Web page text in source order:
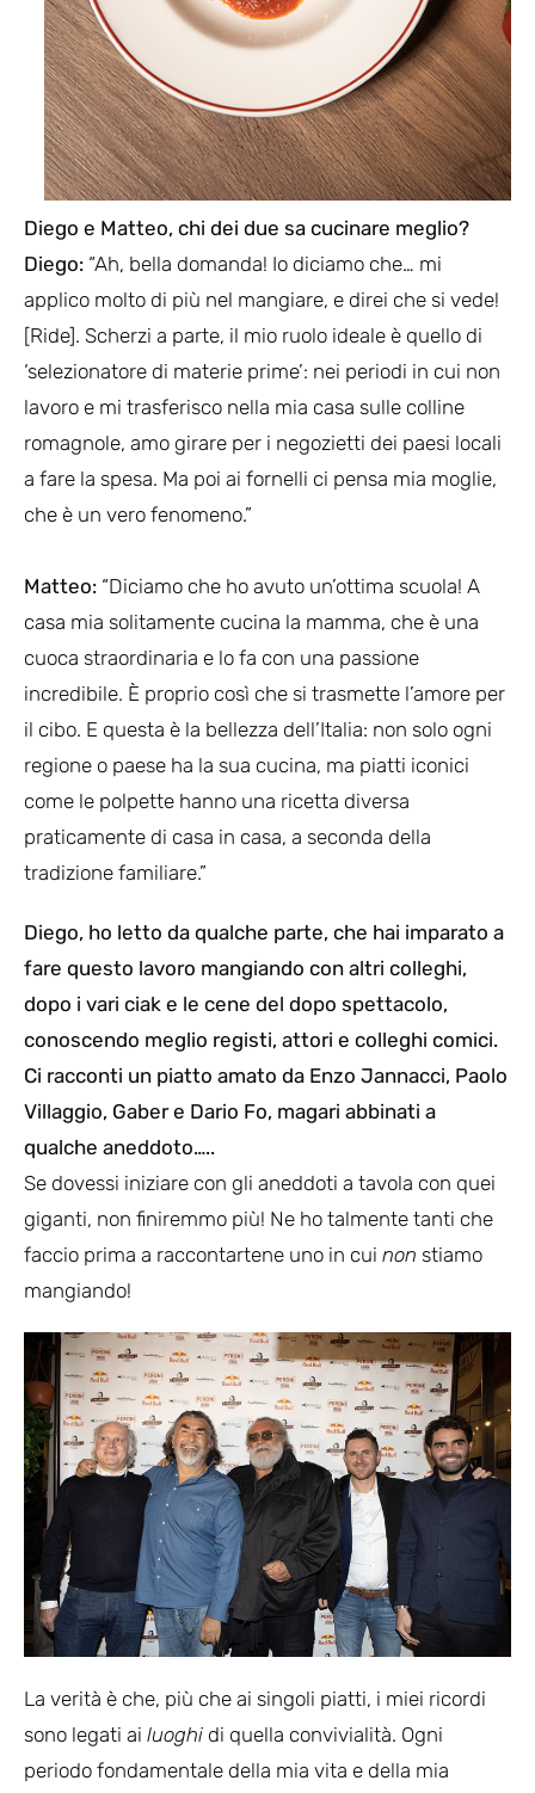
Diego e Matteo, chi dei due sa cucinare meglio?
Diego: “Ah, bella domanda! Io diciamo che… mi
applico molto di più nel mangiare, e direi che si vede!
[Ride]. Scherzi a parte, il mio ruolo ideale è quello di
‘selezionatore di materie prime’: nei periodi in cui non
lavoro e mi trasferisco nella mia casa sulle colline
romagnole, amo girare per i negozietti dei paesi locali
a fare la spesa. Ma poi ai fornelli ci pensa mia moglie,
che è un vero fenomeno.”
Matteo: “Diciamo che ho avuto un’ottima scuola! A
casa mia solitamente cucina la mamma, che è una
cuoca straordinaria e lo fa con una passione
incredibile. È proprio così che si trasmette l’amore per
il cibo. E questa è la bellezza dell’Italia: non solo ogni
regione o paese ha la sua cucina, ma piatti iconici
come le polpette hanno una ricetta diversa
praticamente di casa in casa, a seconda della
tradizione familiare.”
Diego, ho letto da qualche parte, che hai imparato a
fare questo lavoro mangiando con altri colleghi,
dopo i vari ciak e le cene del dopo spettacolo,
conoscendo meglio registi, attori e colleghi comici.
Ci racconti un piatto amato da Enzo Jannacci, Paolo
Villaggio, Gaber e Dario Fo, magari abbinati a
qualche aneddoto…..
Se dovessi iniziare con gli aneddoti a tavola con quei
giganti, non finiremmo più! Ne ho talmente tanti che
faccio prima a raccontartene uno in cui non stiamo
mangiando!
La verità è che, più che ai singoli piatti, i miei ricordi
sono legati ai luoghi di quella convivialità. Ogni
periodo fondamentale della mia vita e della mia